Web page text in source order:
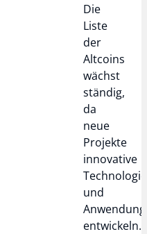
Die
Liste
der
Altcoins
wächst
ständig,
da
neue
Projekte
innovative
und
entwickeln.